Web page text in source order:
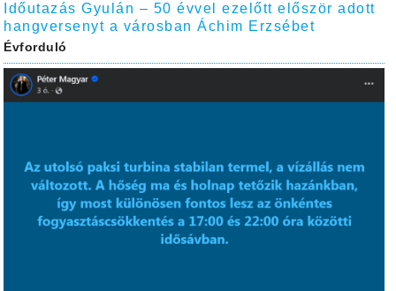
Időutazás Gyulán – 50 évvel ezelőtt először adott
hangversenyt a városban Áchim Erzsébet
Évforduló